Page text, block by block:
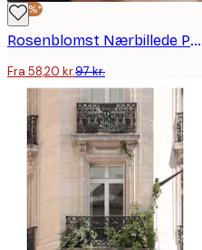
-40%*
Rosenblomst Nærbillede Plakat
Fra 58,20 kr.97 kr.